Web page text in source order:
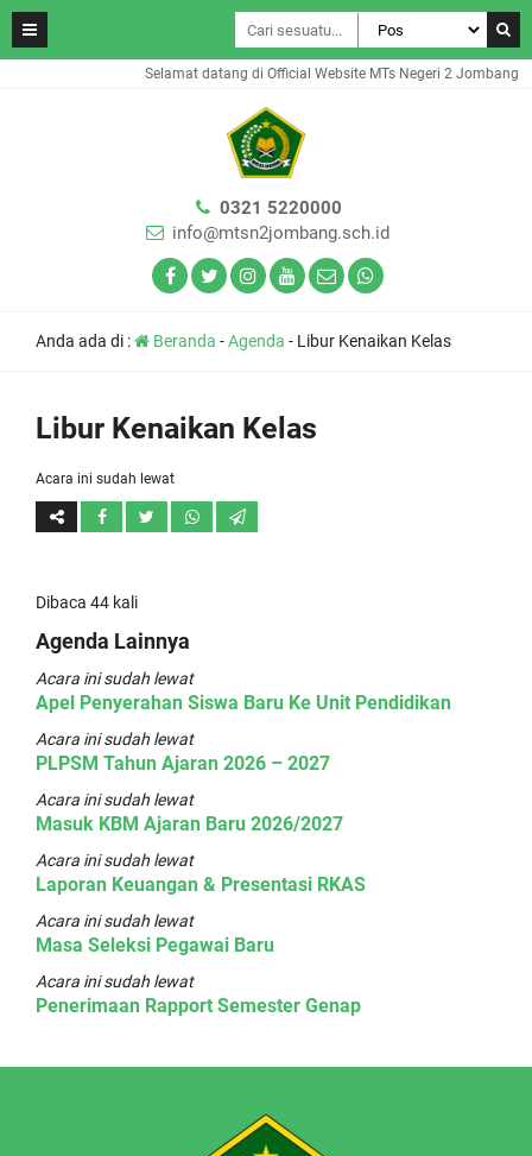
Selamat datang di Official Website MTs Negeri 2 Jombang
0321 5220000
info@mtsn2jombang.sch.id
Anda ada di : Beranda -Agenda - Libur Kenaikan Kelas
Libur Kenaikan Kelas
Acara ini sudah lewat
Dibaca 44 kali
Agenda Lainnya
Acara ini sudah lewat
Apel Penyerahan Siswa Baru Ke Unit Pendidikan
Acara ini sudah lewat
PLPSM Tahun Ajaran 2026 – 2027
Acara ini sudah lewat
Masuk KBM Ajaran Baru 2026/2027
Acara ini sudah lewat
Laporan Keuangan & Presentasi RKAS
Acara ini sudah lewat
Masa Seleksi Pegawai Baru
Acara ini sudah lewat
Penerimaan Rapport Semester Genap